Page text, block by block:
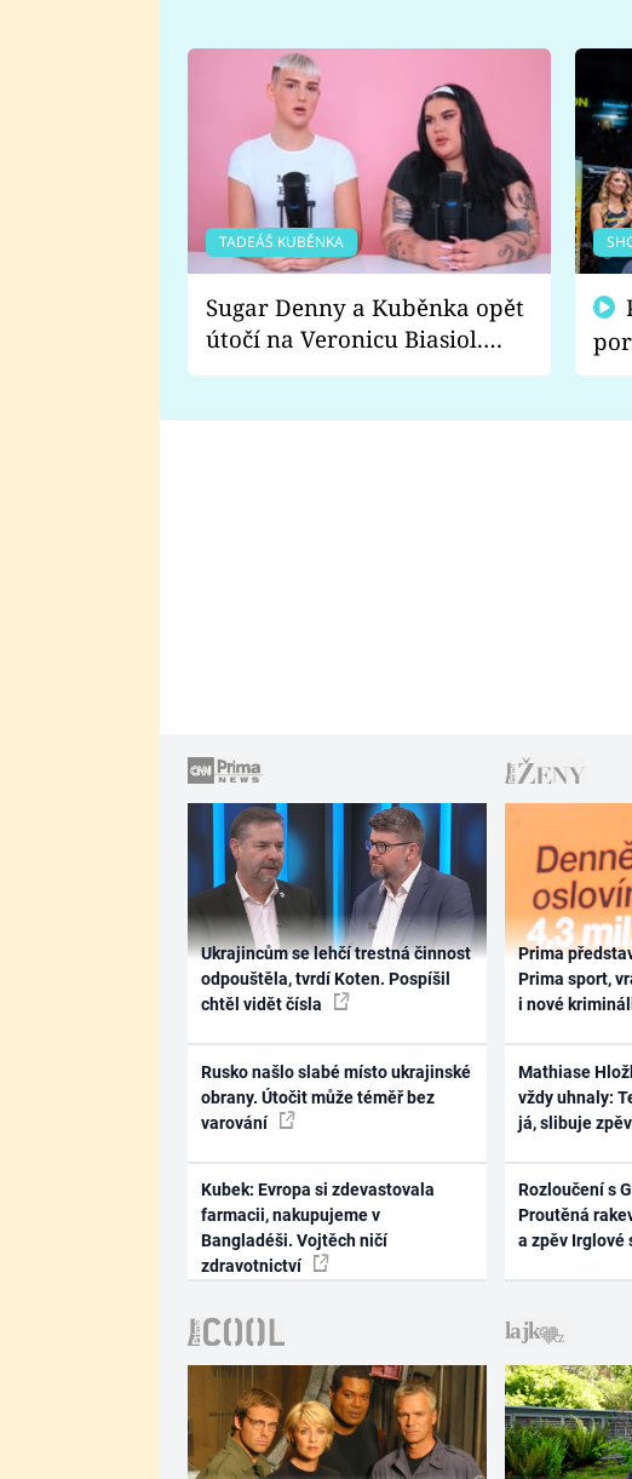
TADEÁŠ KUBĚNKA
Sugar Denny a Kuběnka opět
útočí na Veronicu Biasiol.
Proč je podle nich falešná a
Ukrajincům se lehčí trestná činnost
odpouštěla, tvrdí Koten. Pospíšil
chtěl vidět čísla
Rusko našlo slabé místo ukrajinské
obrany. Útočit může téměř bez
varování
Kubek: Evropa si zdevastovala
farmacii, nakupujeme v
Bangladéši. Vojtěch ničí
zdravotnictví
Prima
Prima sport,
i nové
Mathiase
vždy uhnaly:
já, slibuje
Rozloučení s
Proutěná
a zpěv Irglové